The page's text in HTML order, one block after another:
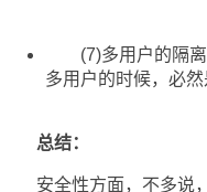
(7)多用户的隔离
多用户的时候，必
总结：
安全性方面，不多说，